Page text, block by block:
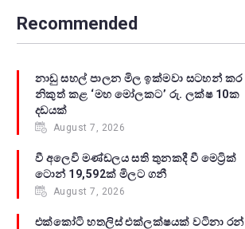
Recommended
නාඩු සහල් පාලන මිල ඉක්මවා සටහන් කර
නිකුත් කළ ‘මහ මෝලකට’ රු. ලක්ෂ 10ක
දඩයක්
August 7, 2026
වී අලෙවි මණ්ඩලය සති තුනකදී වී මෙට්‍රික්
ටොන් 19,592ක් මිලට ගනී
August 7, 2026
එක්කෝටි හතලිස් එක්ලක්ෂයක් වටිනා රන්